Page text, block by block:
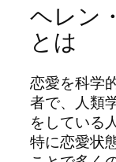
ヘレン
とは
恋愛を科学
者で、人類
をしている
特に恋愛状